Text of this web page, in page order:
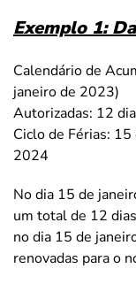
Exemplo 1:
Calendário de
janeiro de 2023)
Autorizadas: 12
Ciclo de Férias:
2024
No dia 15 de
um total de 12
no dia 15 de
renovadas para o